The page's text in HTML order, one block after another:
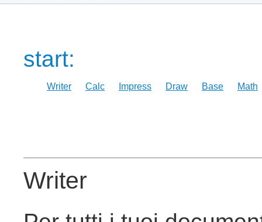
start:
Writer Calc Impress Draw Base Math
Writer